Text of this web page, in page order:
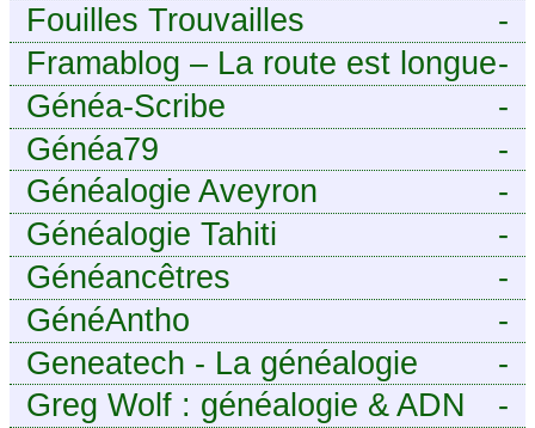
-
Fouilles Trouvailles
-
Framablog – La route est longue
mais la voie est libre…
-
Généa-Scribe
-
Généa79
-
Généalogie Aveyron
-
Généalogie Tahiti
-
Généancêtres
-
GénéAntho
-
Geneatech - La généalogie
numérique à portée de tous
-
Greg Wolf : généalogie & ADN